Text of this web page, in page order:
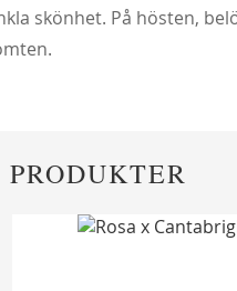
skönhet. På hösten,